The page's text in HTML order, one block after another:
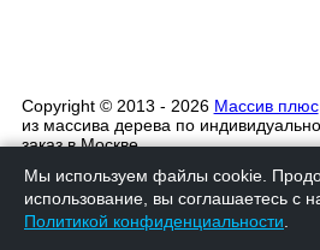
Copyright © 2013 - 2026 Массив плюс
из массива дерева по
заказ в Москве
Политика
Мы используем файлы cookie.
использование, вы соглашаетесь с
Политикой конфиденциальности